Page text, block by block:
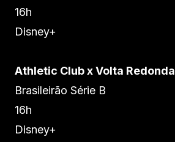
16h
Disney+
Athletic Club x Volta Redonda
Brasileirão Série B
16h
Disney+